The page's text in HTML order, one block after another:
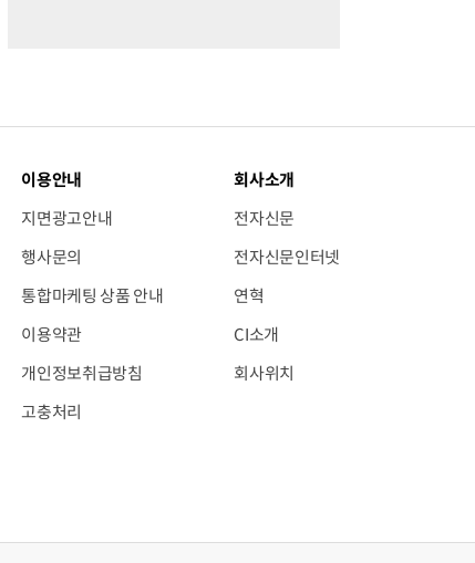
이용안내
지면광고안내
행사문의
통합마케팅 상품 안내
이용약관
개인정보취급방침
고충처리
회사소개
전자신문
전자신문인터넷
연혁
CI소개
회사위치